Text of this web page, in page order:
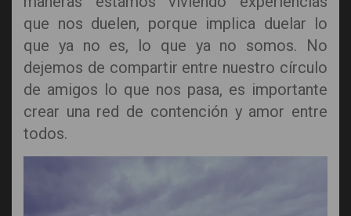
que nos duelen, porque implica duelar lo
que ya no es, lo que ya no somos. No
dejemos de compartir entre nuestro círculo
de amigos lo que nos pasa, es importante
crear una red de contención y amor entre
todos.